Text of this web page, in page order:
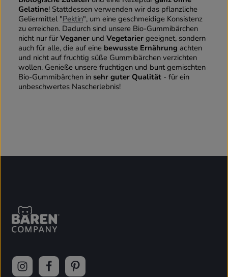
Gelatine! Stattdessen verwenden wir das pflanzliche
Geliermittel "Pektin", um eine geschmeidige Konsistenz
zu erreichen. Dadurch sind unsere Bio-Gummibärchen
nicht nur für Veganer und Vegetarier geeignet, sondern
auch für alle, die auf eine bewusste Ernährung achten
und nicht auf fruchtig süße Gummibärchen verzichten
wollen. Genieße unsere fruchtigen und bunt gemischten
Bio-Gummibärchen in sehr guter Qualität - für ein
unbeschwertes Nascherlebnis!